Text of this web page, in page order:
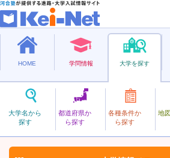
HOME 学問情報 大学を探す
大学名から
探す
都道府県か
ら探す
各種条件か
ら探す
地
私立
じゅんしんがくえん
純真学園大学